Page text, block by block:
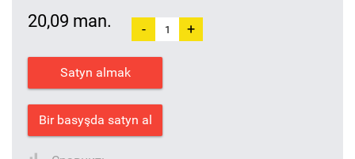
20,09 man. - +
Satyn almak
Bir basyşda satyn al